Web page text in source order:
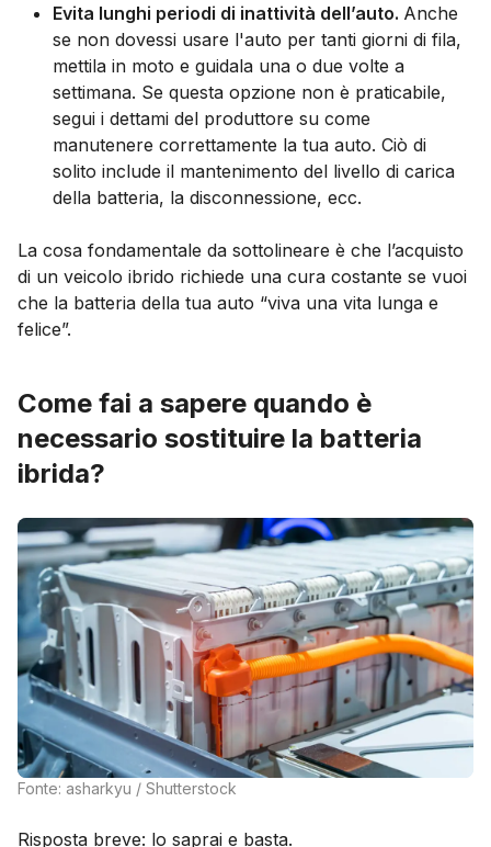
Evita lunghi periodi di inattività dell’auto. Anche
se non dovessi usare l'auto per tanti giorni di fila,
mettila in moto e guidala una o due volte a
settimana. Se questa opzione non è praticabile,
segui i dettami del produttore su come
manutenere correttamente la tua auto. Ciò di
solito include il mantenimento del livello di carica
della batteria, la disconnessione, ecc.
La cosa fondamentale da sottolineare è che l’acquisto
di un veicolo ibrido richiede una cura costante se vuoi
che la batteria della tua auto “viva una vita lunga e
felice”.
Come fai a sapere quando è
necessario sostituire la batteria
ibrida?
Fonte: asharkyu / Shutterstock
Risposta breve: lo saprai e basta.